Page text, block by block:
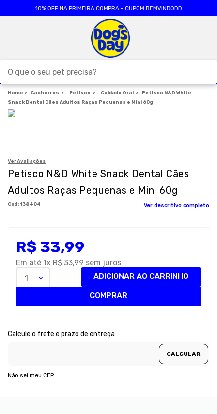
10% OFF NA PRIMEIRA COMPRA - CUPOM BEMVINDODD
Cachorros Petisco Cuidado Oral
Petisco N&D White
Snack Dental Cães Adultos Raças Pequenas e Mini 60g
Ver Avaliações
Petisco N&D White Snack Dental Cães
Adultos Raças Pequenas e Mini 60g
: 138404 Ver descritivo completo
R$ 33,99
Em até 1x R$ 33,99 sem juros
1
ADICIONAR AO CARRINHO
COMPRAR
Não sei meu CEP
TERMOS MAIS BUSCADOS
5º
formula natural
6º
areia
9º
10º pro plan